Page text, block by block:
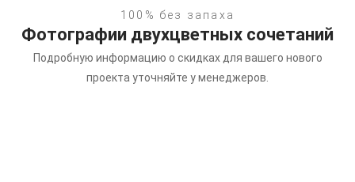
100% без запаха
Фотографии двухцветных сочетаний
Подробную информацию о скидках для вашего нового
проекта уточняйте у менеджеров.